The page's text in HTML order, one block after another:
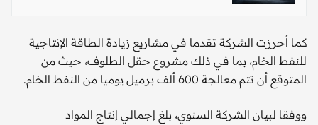
كما أحرزت الشركة تقدما في مشاريع زيادة الطاقة الإنتاجية
للنفط الخام، بما في ذلك مشروع حقل الطلوف، حيث من
المتوقع أن تتم معالجة 600 ألف برميل يوميا من النفط الخام.
ووفقا لبيان الشركة السنوي، بلغ إجمالي إنتاج المواد